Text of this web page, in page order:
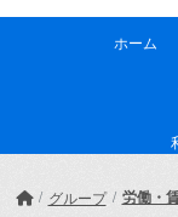
ホーム
グループ 労働・